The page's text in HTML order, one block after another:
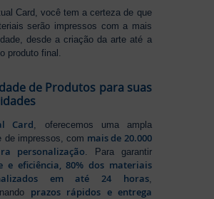
Card, você tem a certeza de que
serão impressos com a mais
desde a criação da arte até a
produto final.
de Produtos para suas
Card , oferecemos uma ampla
de impressos, com mais de 20.000
personalização . Para garantir
e eficiência, 80% dos materiais
em até 24 horas,
prazos rápidos e entrega